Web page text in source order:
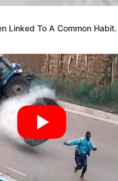
várhat a
–
ki az
Linked To A Common